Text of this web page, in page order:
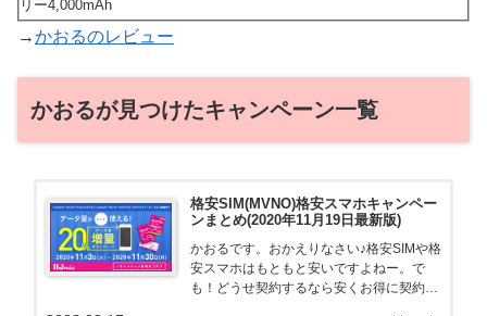
リー4,000mAh
→かおるのレビュー
かおるが見つけたキャンペーン一覧
格安SIM(MVNO)格安スマホキャンペー
ンまとめ(2020年11月19日最新版)
かおるです。おかえりなさい♪格安SIMや格
安スマホはもともと安いですよねー。で
も！どうせ契約するなら安くお得に契約し